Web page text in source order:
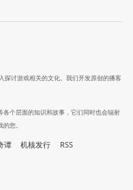
探讨游戏相关的文化。我们开发原创的播客
个层面的知识和故事，它们同时也会辐射
您。
谭 机核发行 RSS